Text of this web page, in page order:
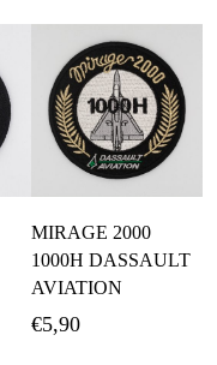
Καλάθι
MIRAGE 2000
1000H DASSAULT
AVIATION
€5,90